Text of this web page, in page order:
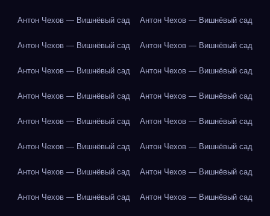
Антон Чехов — Вишнёвый сад Антон Чехов — Вишнёвый сад
Антон Чехов — Вишнёвый сад Антон Чехов — Вишнёвый сад
Антон Чехов — Вишнёвый сад Антон Чехов — Вишнёвый сад
Антон Чехов — Вишнёвый сад Антон Чехов — Вишнёвый сад
Антон Чехов — Вишнёвый сад Антон Чехов — Вишнёвый сад
Антон Чехов — Вишнёвый сад Антон Чехов — Вишнёвый сад
Антон Чехов — Вишнёвый сад Антон Чехов — Вишнёвый сад
Антон Чехов — Вишнёвый сад Антон Чехов — Вишнёвый сад